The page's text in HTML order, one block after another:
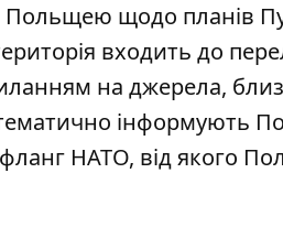
щодо планів
входить до
на джерела,
інформують
НАТО, від якого